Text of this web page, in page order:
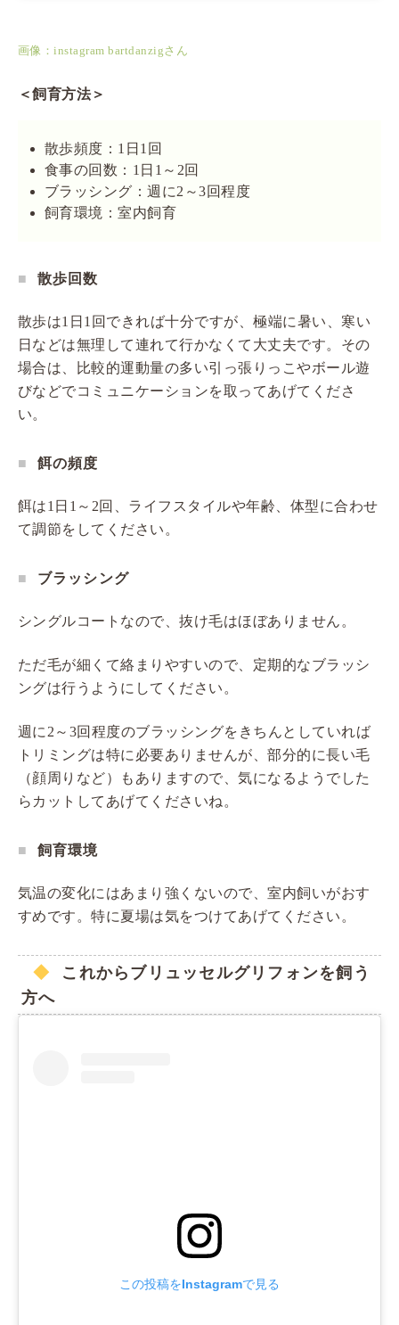
画像：instagram bartdanzigさん
＜飼育方法＞
散歩頻度：1日1回
食事の回数：1日1～2回
ブラッシング：週に2～3回程度
飼育環境：室内飼育
散歩回数
散歩は1日1回できれば十分ですが、極端に暑い、寒い
日などは無理して連れて行かなくて大丈夫です。その
場合は、比較的運動量の多い引っ張りっこやボール遊
びなどでコミュニケーションを取ってあげてくださ
い。
餌の頻度
餌は1日1～2回、ライフスタイルや年齢、体型に合わせ
て調節をしてください。
ブラッシング
シングルコートなので、抜け毛はほぼありません。
ただ毛が細くて絡まりやすいので、定期的なブラッシ
ングは行うようにしてください。
週に2～3回程度のブラッシングをきちんとしていれば
トリミングは特に必要ありませんが、部分的に長い毛
（顔周りなど）もありますので、気になるようでした
らカットしてあげてくださいね。
飼育環境
気温の変化にはあまり強くないので、室内飼いがおす
すめです。特に夏場は気をつけてあげてください。
これからブリュッセルグリフォンを飼う
方へ
この投稿をInstagramで見る